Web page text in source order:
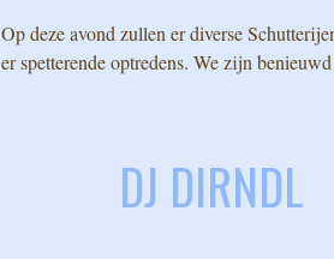
Op deze avond zullen er diverse
er spetterende optredens. We zijn
DJ DIRNDL